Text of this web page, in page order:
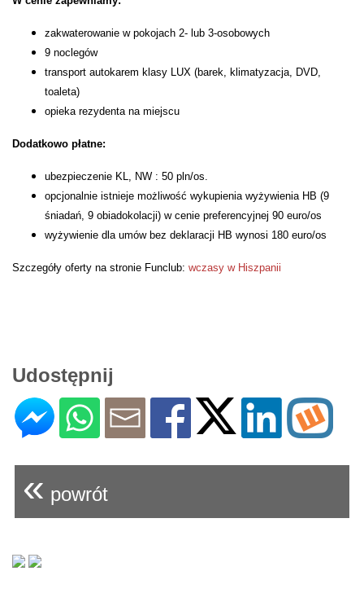
zakwaterowanie w pokojach 2- lub 3-osobowych
9 noclegów
transport autokarem klasy LUX (barek, klimatyzacja, DVD,
toaleta)
opieka rezydenta na miejscu
Dodatkowo płatne:
ubezpieczenie KL, NW : 50 pln/os.
opcjonalnie istnieje możliwość wykupienia wyżywienia HB (9
śniadań, 9 obiadokolacji) w cenie preferencyjnej 90 euro/os
wyżywienie dla umów bez deklaracji HB wynosi 180 euro/os
Szczegóły oferty na stronie Funclub: wczasy w Hiszpanii
Udostępnij
« powrót